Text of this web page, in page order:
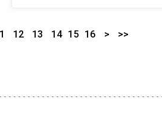
12 13 14 15 16 > >>